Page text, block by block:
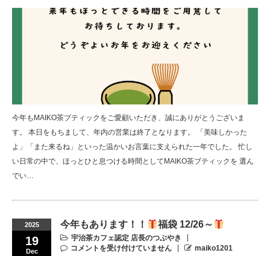
今年もMAIKO茶ブティックをご愛顧いただき、誠にありがとうございま
す。 本日をもちまして、年内の営業は終了となります。 「美味しかった
よ」「また来るね」といった温かいお言葉に支えられた一年でした。 忙し
い日常の中で、ほっとひと息つける時間としてMAIKO茶ブティックを 選ん
でい…
2025
19
Dec
今年もあります！！ 福袋 12/26～
宇治茶カフェ認定 店長のつぶやき
コメントを受け付けていません
maiko1201